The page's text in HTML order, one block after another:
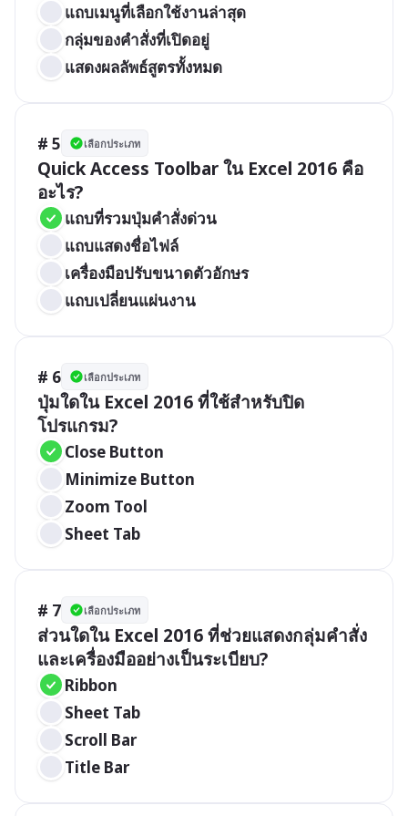
แถบเมนูที่เลือกใช้งานล่าสุด
กลุ่มของคำสั่งที่เปิดอยู่
แสดงผลลัพธ์สูตรทั้งหมด
# 5 เลือกประเภท
Quick Access Toolbar ใน Excel 2016 คือ
อะไร?
แถบที่รวมปุ่มคำสั่งด่วน
แถบแสดงชื่อไฟล์
เครื่องมือปรับขนาดตัวอักษร
แถบเปลี่ยนแผ่นงาน
# 6 เลือกประเภท
ปุ่มใดใน Excel 2016 ที่ใช้สำหรับปิด
โปรแกรม?
Close Button
Minimize Button
Zoom Tool
Sheet Tab
# 7 เลือกประเภท
ส่วนใดใน Excel 2016 ที่ช่วยแสดงกลุ่มคำสั่ง
และเครื่องมืออย่างเป็นระเบียบ?
Ribbon
Sheet Tab
Scroll Bar
Title Bar